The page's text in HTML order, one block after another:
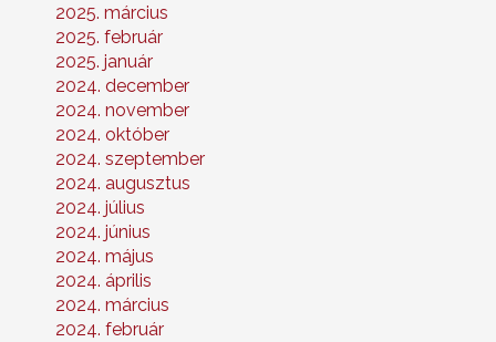
2025. március
2025. február
2025. január
2024. december
2024. november
2024. október
2024. szeptember
2024. augusztus
2024. július
2024. június
2024. május
2024. április
2024. március
2024. február